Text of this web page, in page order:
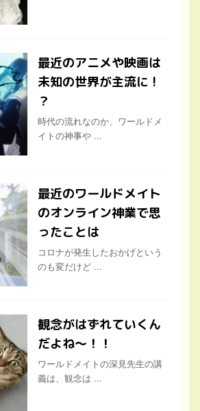
最近のアニメや映画は
未知の世界が主流に !
？
時代の流れなのか、ワールドメ
イトの神事や ...
最近のワールドメイト
のオンライン神業で思
ったことは
コロナが発生したおかげという
のも変だけど ...
観念がはずれていくん
だよね〜！！
ワールドメイトの深見先生の講
義は、観念は ...